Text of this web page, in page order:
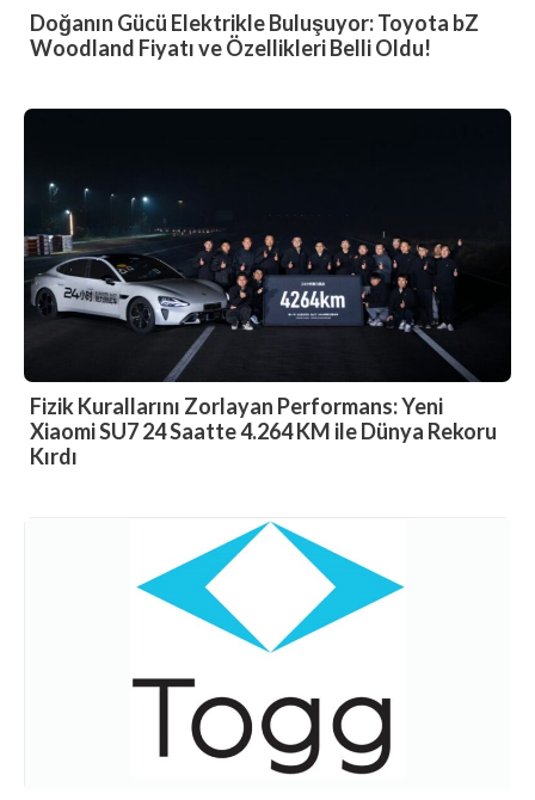
Doğanın Gücü Elektrikle Buluşuyor: Toyota bZ
Woodland Fiyatı ve Özellikleri Belli Oldu!
Fizik Kurallarını Zorlayan Performans: Yeni
Xiaomi SU7 24 Saatte 4.264 KM ile Dünya Rekoru
Kırdı